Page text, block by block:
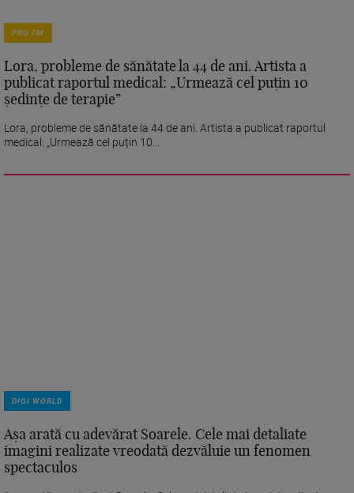
PRO FM
Lora, probleme de sănătate la 44 de ani. Artista a
publicat raportul medical: „Urmează cel puțin 10
ședințe de terapie”
Lora, probleme de sănătate la 44 de ani. Artista a publicat raportul
medical: „Urmează cel puțin 10...
DIGI WORLD
Așa arată cu adevărat Soarele. Cele mai detaliate
imagini realizate vreodată dezvăluie un fenomen
spectaculos